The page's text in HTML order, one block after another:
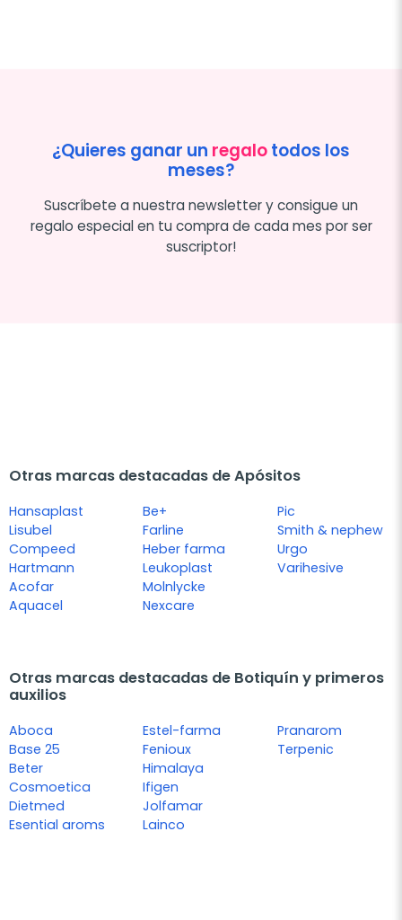
¿Quieres ganar un regalotodos los
meses?
Suscríbete a nuestra newsletter y consigue un
regalo especial en tu compra de cada mes por ser
suscriptor!
Otras marcas destacadas de Apósitos
Hansaplast
Lisubel
Compeed
Hartmann
Acofar
Aquacel
Be+
Farline
Heber farma
Leukoplast
Molnlycke
Nexcare
Pic
Smith & nephew
Urgo
Varihesive
Otras marcas destacadas de Botiquín y primeros
auxilios
Aboca
Base 25
Beter
Cosmoetica
Dietmed
Esential aroms
Estel-farma
Fenioux
Himalaya
Ifigen
Jolfamar
Lainco
Pranarom
Terpenic